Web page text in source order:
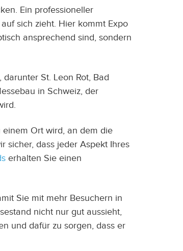
Ein professioneller
sich zieht. Hier kommt Expo
ansprechend sind, sondern
St. Leon Rot, Bad
in Schweiz, der
Ort wird, an dem die
sicher, dass jeder Aspekt Ihres
erhalten Sie einen
Sie mit mehr Besuchern in
nicht nur gut aussieht,
und dafür zu sorgen, dass er